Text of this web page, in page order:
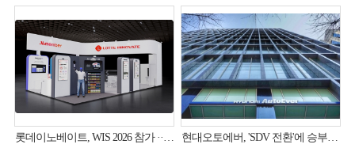
롯데이노베이트, WIS 2026 참가 ··· AI 5대 브랜드 체계 공개
현대오토에버, 'SDV 전환'에 승부수 띄운다